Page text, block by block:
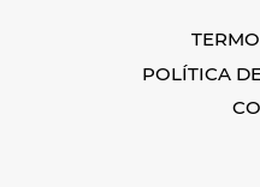
POLÍTICA